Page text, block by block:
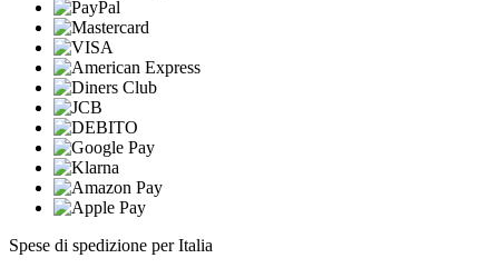
Spese di spedizione per Italia